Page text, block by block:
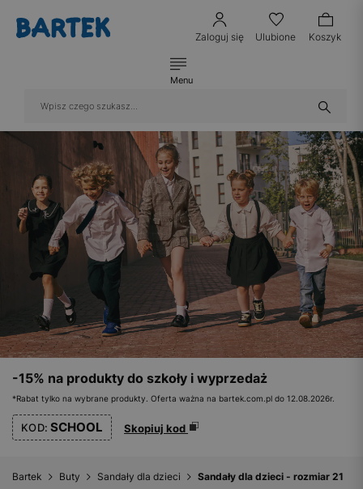
Zaloguj się Ulubione Koszyk
Menu
-15% na produkty do szkoły i wyprzedaż
*Rabat tylko na wybrane produkty. Oferta ważna na bartek.com.pl do 12.08.2026r.
KOD: SCHOOL Skopiuj kod
Bartek Buty Sandały dla dzieci Sandały dla dzieci - rozmiar 21